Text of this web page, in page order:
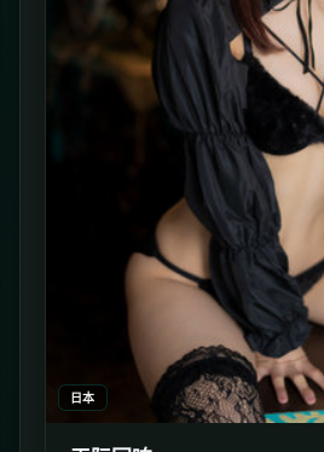
日本